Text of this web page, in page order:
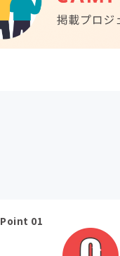
Point 01